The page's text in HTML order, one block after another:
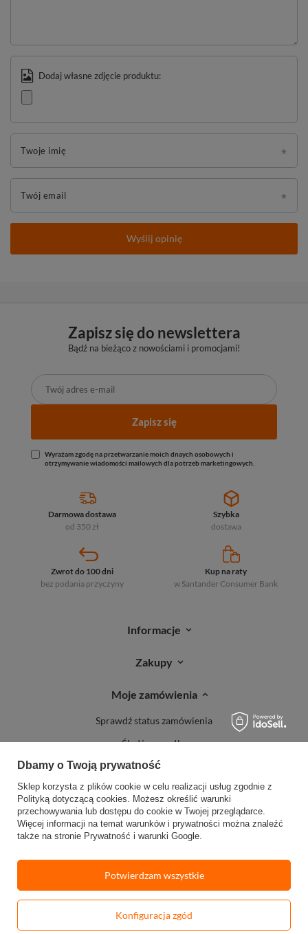
Dodaj do koszyka
Dodaj własne zdjęcie produktu:
Twoje imię
Twój email
Wyślij opinię
Zapisz się do newslettera
Bądź na bieżąco z nowościami i promocjami!
Zapisz się
Wyrażam zgodę na przetwarzanie moich dnaych osobowych i
otrzymywanie wiadomości mailowych dla potrzeb marketingowych.
Darmowa dostawa
od 350 zł
Szybka
dostawa
Zwrot do 100 dni
bez podania przyczyny
Kup na raty
w Santander Consumer Bank
Informacje
Zakupy
Moje zamówienia
Sprawdź status zamówienia
Śledź przesyłkę
Reklamacje
Zwroty
W sklepie prezentujemy ceny brutto (z VAT).Stawki VAT dla konsumentów z
Dbamy o Twoją prywatność
Sklep korzysta z plików cookie w celu realizacji usług zgodnie z
Polityką dotyczącą cookies. Możesz określić warunki
przechowywania lub dostępu do cookie w Twojej przeglądarce.
Więcej informacji na temat warunków i prywatności można znaleźć
także na stronie Prywatność i warunki Google.
Konfiguracja zgód
Potwierdzam wszystkie